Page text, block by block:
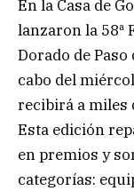
En la Casa de
lanzaron la 58ª
Dorado de
cabo del
recibirá a miles
Esta edición
en premios y
categorías: